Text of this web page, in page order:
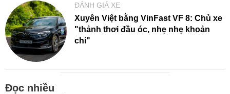
ĐÁNH GIÁ XE
Xuyên Việt bằng VinFast VF 8: Chủ xe
"thảnh thơi đầu óc, nhẹ nhẹ khoản
chi"
Đọc nhiều